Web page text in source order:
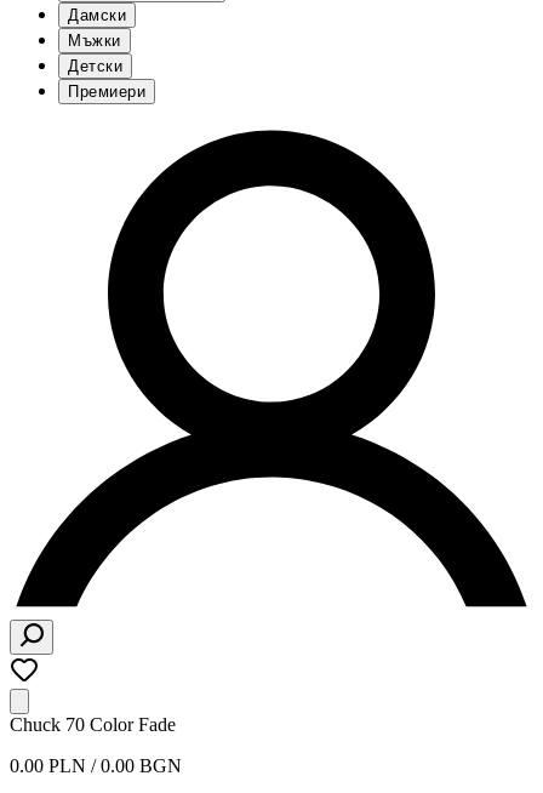
Дамски
Мъжки
Детски
Премиери
Chuck 70 Color Fade
0.00 PLN / 0.00 BGN